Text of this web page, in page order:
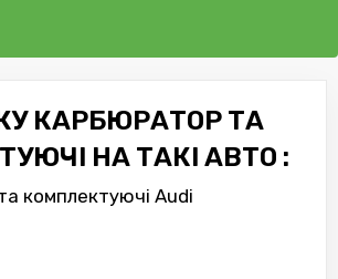
КАРБЮРАТОР ТА
НА ТАКІ АВТО :
комплектуючі Audi